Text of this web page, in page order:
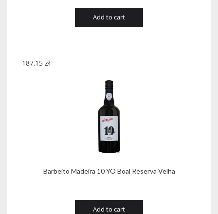
Add to cart
Barbeito Madeira 10 YO Boal Reserva Velha
187,15 zł
Add to cart